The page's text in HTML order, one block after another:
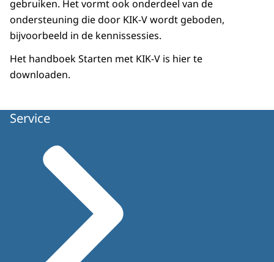
gebruiken. Het vormt ook onderdeel van de
ondersteuning die door KIK-V wordt geboden,
bijvoorbeeld in de kennissessies.
Het handboek Starten met KIK-V is hierte
downloaden.
Service